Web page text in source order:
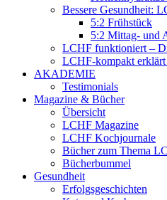
Bessere Gesundheit:
5:2 Frühstück
5:2 Mittag- und
LCHF funktioniert –
LCHF-kompakt
AKADEMIE
Testimonials
Magazine & Bücher
Übersicht
LCHF Magazine
LCHF Kochjournale
Bücher zum Thema
Bücherbummel
Gesundheit
Erfolgsgeschichten